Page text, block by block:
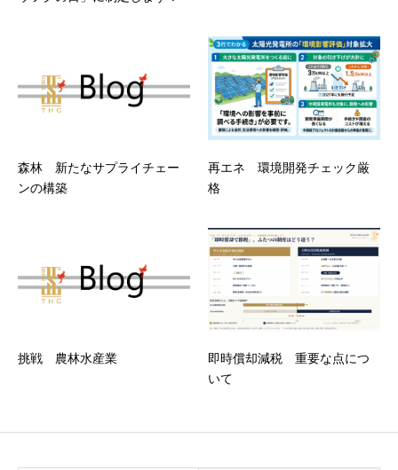
森林 新たなサプライチェー
ンの構築
再エネ 環境開発チェック厳
格
挑戦 農林水産業
即時償却減税 重要な点につ
いて